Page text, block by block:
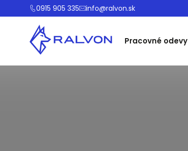
0915 905 335 info@ralvon.sk
Pracovné odevy